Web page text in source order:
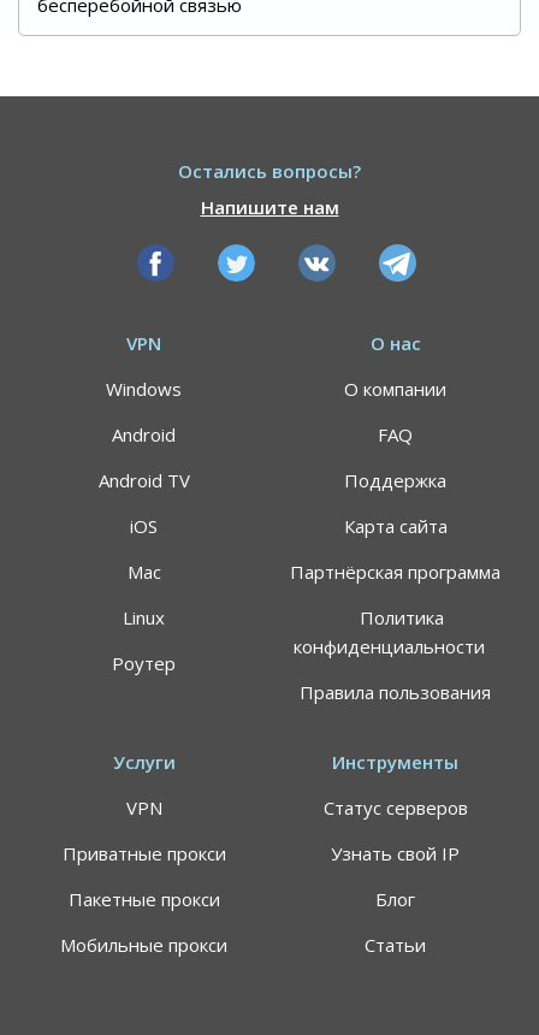
СКИДКИ 64%
Воспользуйтесь специальным предложением
ALTVPN, и сэкомьте на тарифном плане до 64%
191.8$ 59.99$
Цена указана за план подписки 24 месяца, может
Самый быстрый VPN-сервис в мире
Персональные сервера для просмотра
бесперебойной связью
Остались вопросы?
Напишите нам
VPN
Windows
Android
Android TV
iOS
Mac
Linux
Роутер
О нас
О компании
FAQ
Поддержка
Карта сайта
Партнёрская программа
Политика
конфиденциальности
Правила пользования
Услуги
VPN
Приватные прокси
Пакетные прокси
Мобильные прокси
Инструменты
Статус серверов
Узнать свой IP
Блог
Статьи